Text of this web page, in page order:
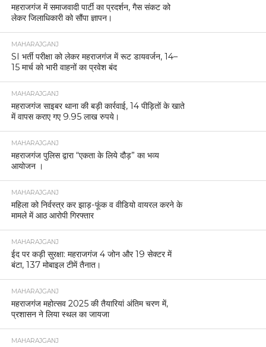
महराजगंज में समाजवादी पार्टी का प्रदर्शन, गैस संकट को
लेकर जिलाधिकारी को सौंपा ज्ञापन।
MAHARAJGANJ
SI भर्ती परीक्षा को लेकर महराजगंज में रूट डायवर्जन, 14–
15 मार्च को भारी वाहनों का प्रवेश बंद
MAHARAJGANJ
महराजगंज साइबर थाना की बड़ी कार्रवाई, 14 पीड़ितों के खाते
में वापस कराए गए 9.95 लाख रुपये।
MAHARAJGANJ
महराजगंज पुलिस द्वारा “एकता के लिये दौड़” का भव्य
आयोजन ।
MAHARAJGANJ
महिला को निर्वस्त्र कर झाड़-फूंक व वीडियो वायरल करने के
मामले में आठ आरोपी गिरफ्तार
MAHARAJGANJ
ईद पर कड़ी सुरक्षा: महराजगंज 4 जोन और 19 सेक्टर में
बंटा, 137 मोबाइल टीमें तैनात।
MAHARAJGANJ
महराजगंज महोत्सव 2025 की तैयारियां अंतिम चरण में,
प्रशासन ने लिया स्थल का जायजा
MAHARAJGANJ